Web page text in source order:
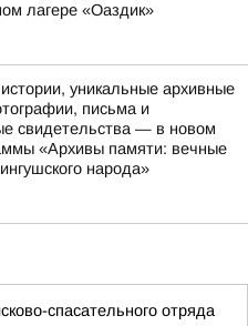
лагере «Оаздик»
уникальные архивные
письма и
свидетельства — в новом
«Архивы памяти: вечные
народа»
спасательного отряда